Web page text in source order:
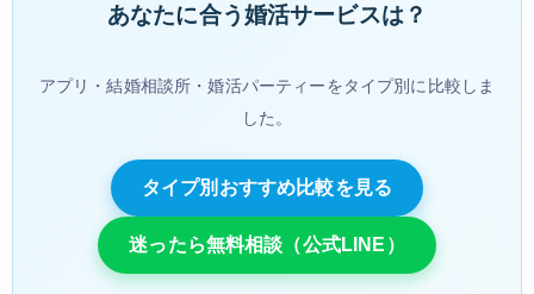
あなたに合う婚活サービスは？
アプリ・結婚相談所・婚活パーティーをタイプ別に比較しま
した。
タイプ別おすすめ比較を見る
迷ったら無料相談（公式LINE）